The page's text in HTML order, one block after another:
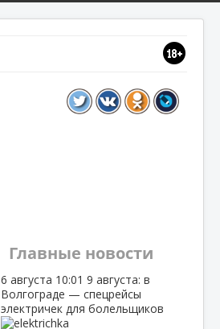
Главные новости
6 августа 10:01 9 августа: в
Волгограде — спецрейсы
электричек для болельщиков